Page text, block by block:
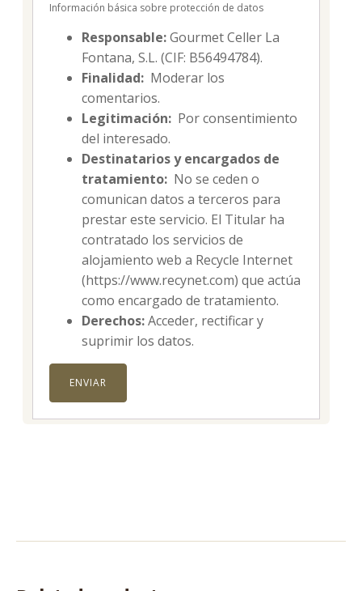
Información básica sobre protección de datos
Responsable:Gourmet Celler La
Fontana, S.L. (CIF: B56494784).
Finalidad: Moderar los
comentarios.
Legitimación: Por consentimiento
del interesado.
Destinatarios y encargados de
tratamiento: No se ceden o
comunican datos a terceros para
prestar este servicio. El Titular ha
contratado los servicios de
alojamiento web a Recycle Internet
(https://www.recynet.com) que actúa
como encargado de tratamiento.
Derechos:Acceder, rectificar y
suprimir los datos.